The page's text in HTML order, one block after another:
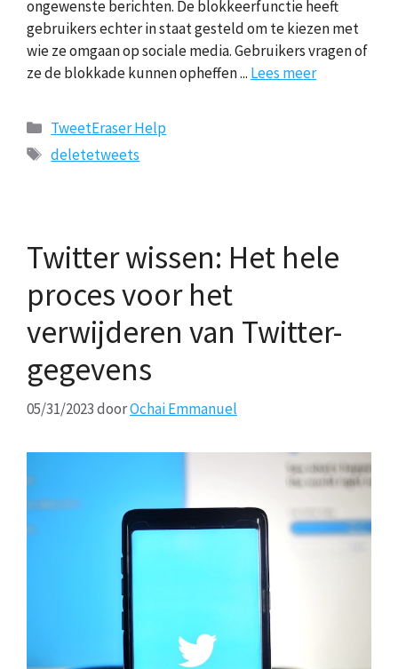
ongewenste berichten. De blokkeerfunctie heeft
gebruikers echter in staat gesteld om te kiezen met
wie ze omgaan op sociale media. Gebruikers vragen of
ze de blokkade kunnen opheffen ... Lees meer
Categorieën
TweetEraser Help
Tags
deletetweets
Twitter wissen: Het hele
proces voor het
verwijderen van Twitter-
gegevens
05/31/2023doorOchai Emmanuel